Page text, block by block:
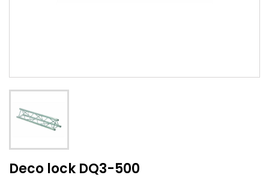
Deco lock DQ3-500